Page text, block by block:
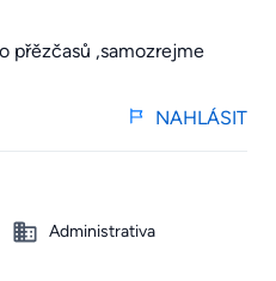
přězčasů ,samozrejme
NAHLÁSIT
Administrativa